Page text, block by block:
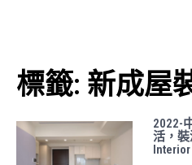
標籤: 新成屋
2022-
活，